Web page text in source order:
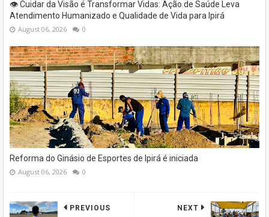
👁️ Cuidar da Visão é Transformar Vidas: Ação de Saúde Leva
Atendimento Humanizado e Qualidade de Vida para Ipirá
August 06, 2026 0
Reforma do Ginásio de Esportes de Ipirá é iniciada
August 06, 2026 0
NEXT
PREVIOUS